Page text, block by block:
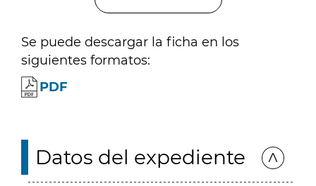
Se puede descargar la ficha en los
siguientes formatos:
PDF
Datos del expediente